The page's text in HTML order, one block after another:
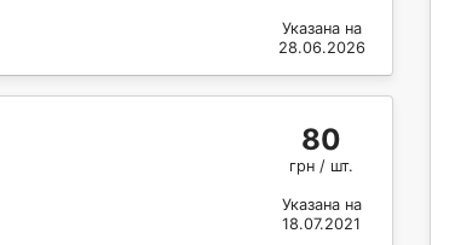
Указана на
28.06.2026
80
грн / шт.
Указана на
18.07.2021